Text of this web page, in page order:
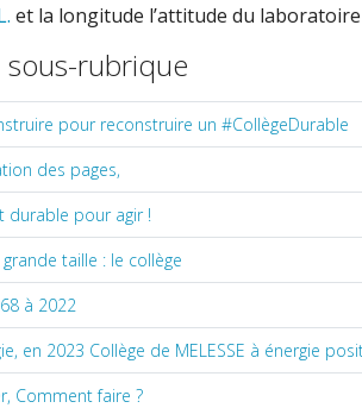
et la longitude l’attitude du
sous-rubrique
pour reconstruire un #CollègeDurable
des pages,
durable pour agir !
taille : le collège
à 2022
en 2023 Collège de MELESSE à énergie
Comment faire ?